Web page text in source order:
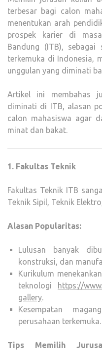
terbesar bagi calon
menentukan arah
prospek karier di
Bandung (ITB),
terkemuka di Indonesia,
unggulan yang diminati
Artikel ini membahas
diminati di ITB, alasan
calon mahasiswa agar
minat dan bakat.
1. Fakultas Teknik
Fakultas Teknik ITB
Teknik Sipil, Teknik
Alasan Popularitas:
Lulusan banyak
konstruksi, dan
Kurikulum
teknologi
https://
gallery.
Kesempatan
perusahaan terkemuka.
Tips Memilih